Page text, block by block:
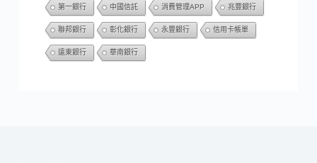
第一銀行 中國信託 消費管理APP 兆豐銀行
聯邦銀行 彰化銀行 永豐銀行 信用卡帳單
遠東銀行 華南銀行